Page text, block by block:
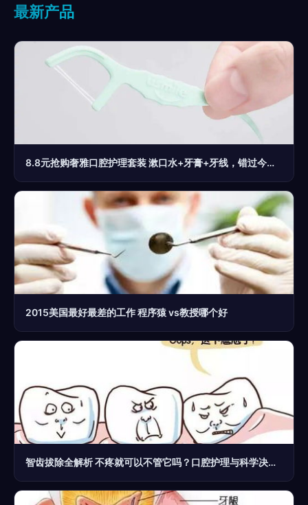
最新产品
8.8元抢购奢雅口腔护理套装 漱口水+牙膏+牙线，错过今天再等一年！
2015美国最好最差的工作 程序猿 vs教授哪个好
智齿拔除全解析 不疼就可以不管它吗？口腔护理与科学决策指南